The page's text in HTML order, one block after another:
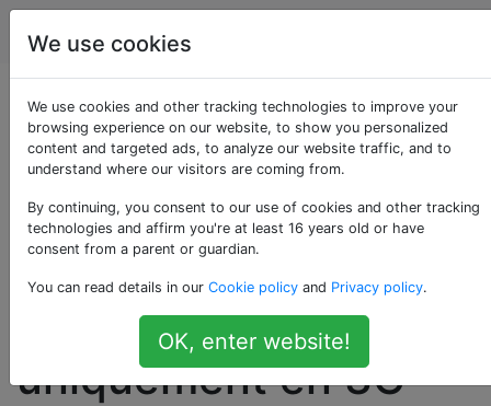
Android
Autoriser uniquement
des applications
spécifiques à utiliser
les données
cellulaires,
uniquement en 3G
We use cookies
We use cookies and other tracking technologies to improve your
browsing experience on our website, to show you personalized
content and targeted ads, to analyze our website traffic, and to
understand where our visitors are coming from.
By continuing, you consent to our use of cookies and other tracking
technologies and affirm you're at least 16 years old or have
consent from a parent or guardian.
You can read details in our Cookie policy and Privacy policy.
OK, enter website!